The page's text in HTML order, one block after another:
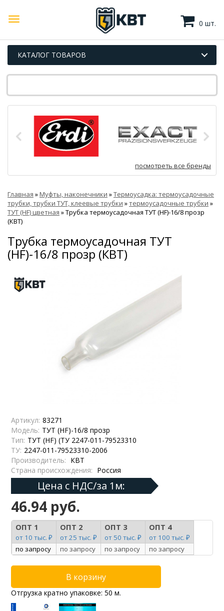
0 шт.
КАТАЛОГ ТОВАРОВ
посмотреть все бренды
Главная »Муфты, наконечники »Термоусадка: термоусадочные
трубки, трубки ТУТ, клеевые трубки »термоусадочные трубки »
ТУТ (HF) цветная »Трубка термоусадочная ТУТ (HF)-16/8 прозр
(КВТ)
Трубка термоусадочная ТУТ
(HF)-16/8 прозр (КВТ)
Артикул: 83271
Модель: ТУТ (HF)-16/8 прозр
Тип: ТУТ (HF) (ТУ 2247-011-79523310
ТУ: 2247-011-79523310-2006
Производитель: КВТ
Страна происхождения: Россия
Цена с НДС/за 1м:
46.94 руб.
ОПТ 1
от 10 тыс. ₽
ОПТ 2
от 25 тыс. ₽
ОПТ 3
от 50 тыс. ₽
ОПТ 4
от 100 тыс. ₽
по запросу
по запросу по запросу по запросу
Отгрузка кратно упаковке: 50 м.